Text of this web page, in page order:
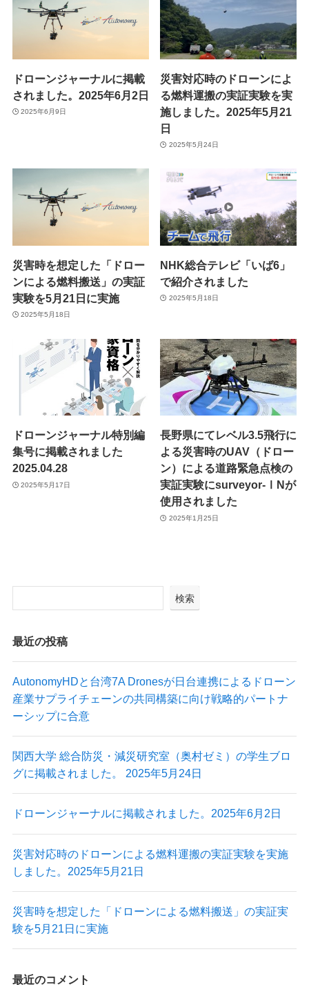
Autonomy Inc.
国産産業用ドローン販売
〒104-0041 東京都中央区新富2-7-1-6F
ドローンジャーナルに掲載
されました。2025年6月2日
2025年6月9日
災害対応時のドローンによ
る燃料運搬の実証実験を実
施しました。2025年5月21
日
2025年5月24日
災害時を想定した「ドロー
ンによる燃料搬送」の実証
実験を5月21日に実施
2025年5月18日
NHK総合テレビ「いば6」
で紹介されました
2025年5月18日
ドローンジャーナル特別編
集号に掲載されました
2025.04.28
2025年5月17日
長野県にてレベル3.5飛行に
よる災害時のUAV（ドロー
ン）による道路緊急点検の
実証実験にsurveyor-ⅠNが
使用されました
2025年1月25日
検索
最近の投稿
AutonomyHDと台湾7A Dronesが日台連携によるドローン
産業サプライチェーンの共同構築に向け戦略的パートナ
ーシップに合意
関西大学 総合防災・減災研究室（奥村ゼミ）の学生ブロ
グに掲載されました。 2025年5月24日
ドローンジャーナルに掲載されました。2025年6月2日
災害対応時のドローンによる燃料運搬の実証実験を実施
しました。2025年5月21日
災害時を想定した「ドローンによる燃料搬送」の実証実
験を5月21日に実施
最近のコメント